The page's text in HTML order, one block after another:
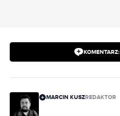
KOMENTARZ:
MARCIN KUSZREDAKTOR